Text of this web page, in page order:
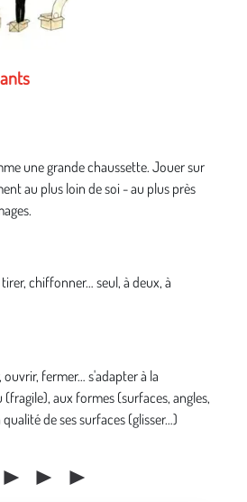
une grande chaussette. Jouer sur
au plus loin de soi - au plus près
chiffonner… seul, à deux, à
ouvrir, fermer… s'adapter à la
aux formes (surfaces, angles,
de ses surfaces (glisser…)
► ► ►